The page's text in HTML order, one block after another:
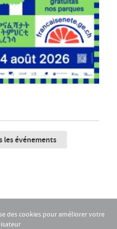
les événements
des cookies pour améliorer votre